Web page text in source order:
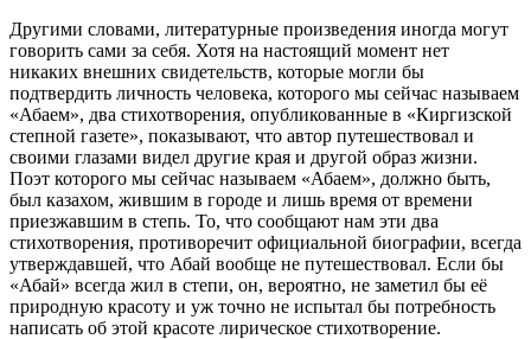
Другими словами, литературные произведения иногда могут
говорить сами за себя. Хотя на настоящий момент нет
никаких внешних свидетельств, которые могли бы
подтвердить личность человека, которого мы сейчас называем
«Абаем», два стихотворения, опубликованные в «Киргизской
степной газете», показывают, что автор путешествовал и
своими глазами видел другие края и другой образ жизни.
Поэт которого мы сейчас называем «Абаем», должно быть,
был казахом, жившим в городе и лишь время от времени
приезжавшим в степь. То, что сообщают нам эти два
стихотворения, противоречит официальной биографии, всегда
утверждавшей, что Абай вообще не путешествовал. Если бы
«Абай» всегда жил в степи, он, вероятно, не заметил бы её
природную красоту и уж точно не испытал бы потребность
написать об этой красоте лирическое стихотворение.